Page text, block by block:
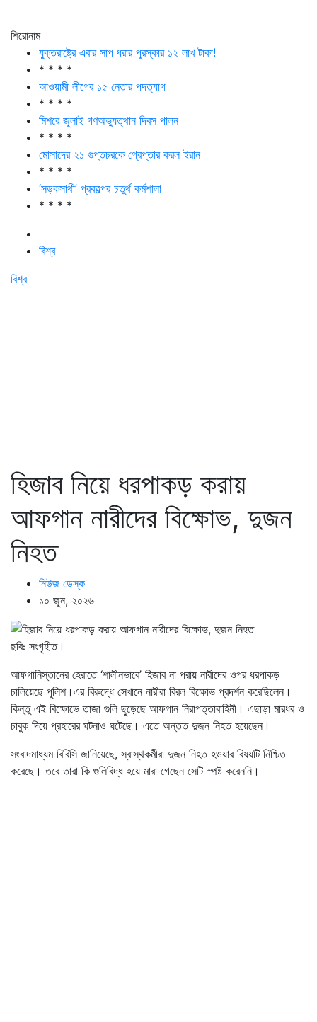
শিরোনাম
যুক্তরাষ্ট্রে এবার সাপ ধরার পুরস্কার ১২ লাখ টাকা!
* * * *
আওয়ামী লীগের ১৫ নেতার পদত্যাগ
* * * *
মিশরে জুলাই গণঅভ্যুত্থান দিবস পালন
* * * *
মোসাদের ২১ গুপ্তচরকে গ্রেপ্তার করল ইরান
* * * *
‘সড়কসাথী’ প্রকল্পের চতুর্থ কর্মশালা
* * * *
বিশ্ব
বিশ্ব
হিজাব নিয়ে ধরপাকড় করায়
আফগান নারীদের বিক্ষোভ, দুজন
নিহত
নিউজ ডেস্ক
১০ জুন, ২০২৬
ছবিঃ সংগৃহীত।
আফগানিস্তানের হেরাতে ‘শালীনভাবে’ হিজাব না পরায় নারীদের ওপর ধরপাকড়
চালিয়েছে পুলিশ।এর বিরুদ্ধে সেখানে নারীরা বিরল বিক্ষোভ প্রদর্শন করেছিলেন।
কিন্তু এই বিক্ষোভে তাজা গুলি ছুড়েছে আফগান নিরাপত্তাবাহিনী। এছাড়া মারধর ও
চাবুক দিয়ে প্রহারের ঘটনাও ঘটেছে। এতে অন্তত দুজন নিহত হয়েছেন।
সংবাদমাধ্যম বিবিসি জানিয়েছে, স্বাস্থকর্মীরা দুজন নিহত হওয়ার বিষয়টি নিশ্চিত
করেছে। তবে তারা কি গুলিবিদ্ধ হয়ে মারা গেছেন সেটি স্পষ্ট করেননি।